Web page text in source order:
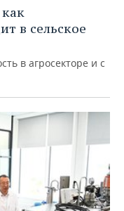
в сельское
в агросекторе и с